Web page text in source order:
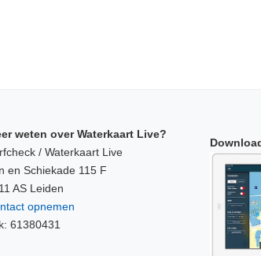
weten over Waterkaart Live?
/ Waterkaart Live
en Schiekade 115 F
AS Leiden
opnemen
61380431